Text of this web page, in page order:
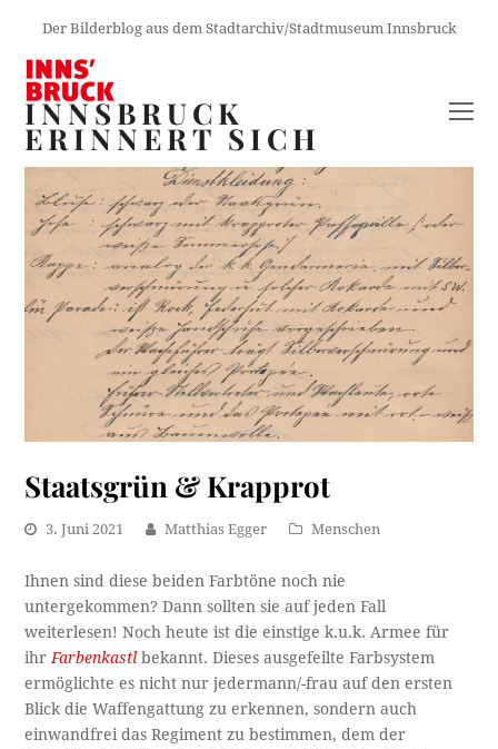
Der Bilderblog aus dem Stadtarchiv/Stadtmuseum Innsbruck
INNSBRUCK
ERINNERT SICH
Staatsgrün & Krapprot
3. Juni 2021 Matthias Egger Menschen
Ihnen sind diese beiden Farbtöne noch nie
untergekommen? Dann sollten sie auf jeden Fall
weiterlesen! Noch heute ist die einstige k.u.k. Armee für
ihr Farbenkastl bekannt. Dieses ausgefeilte Farbsystem
ermöglichte es nicht nur jedermann/-frau auf den ersten
Blick die Waffengattung zu erkennen, sondern auch
einwandfrei das Regiment zu bestimmen, dem der